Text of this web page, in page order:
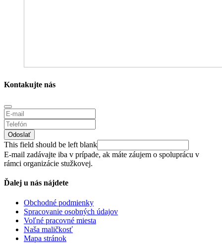
Kontakujte nás
Odoslať
This field should be left blank
E-mail zadávajte iba v prípade, ak máte záujem o spoluprácu v
rámci organizácie stužkovej.
Ďalej u nás nájdete
Obchodné podmienky
Spracovanie osobných údajov
Voľné pracovné miesta
Naša maličkosť
Mapa stránok